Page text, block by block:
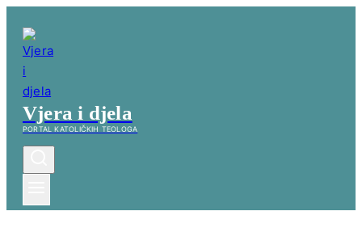
content
Vjera i djela
PORTAL KATOLIČKIH TEOLOGA